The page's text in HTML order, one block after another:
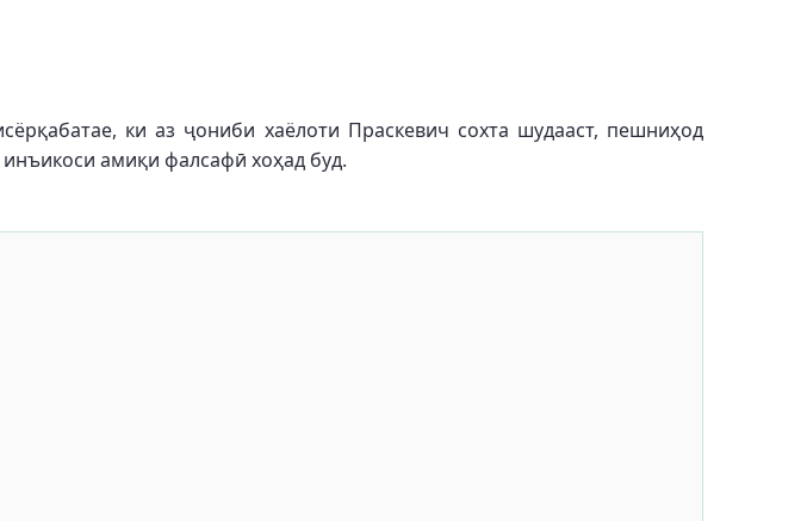
ки аз ҷониби хаёлоти Праскевич сохта шудааст, пешниҳод
амиқи фалсафӣ хоҳад буд.